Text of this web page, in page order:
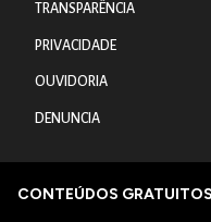
TRANSPARÊNCIA
PRIVACIDADE
OUVIDORIA
DENUNCIA
CONTEÚDOS GRATUITOS